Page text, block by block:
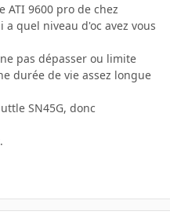
ATI 9600 pro de chez
a quel niveau d'oc avez vous
pas dépasser ou limite
durée de vie assez longue
SN45G, donc